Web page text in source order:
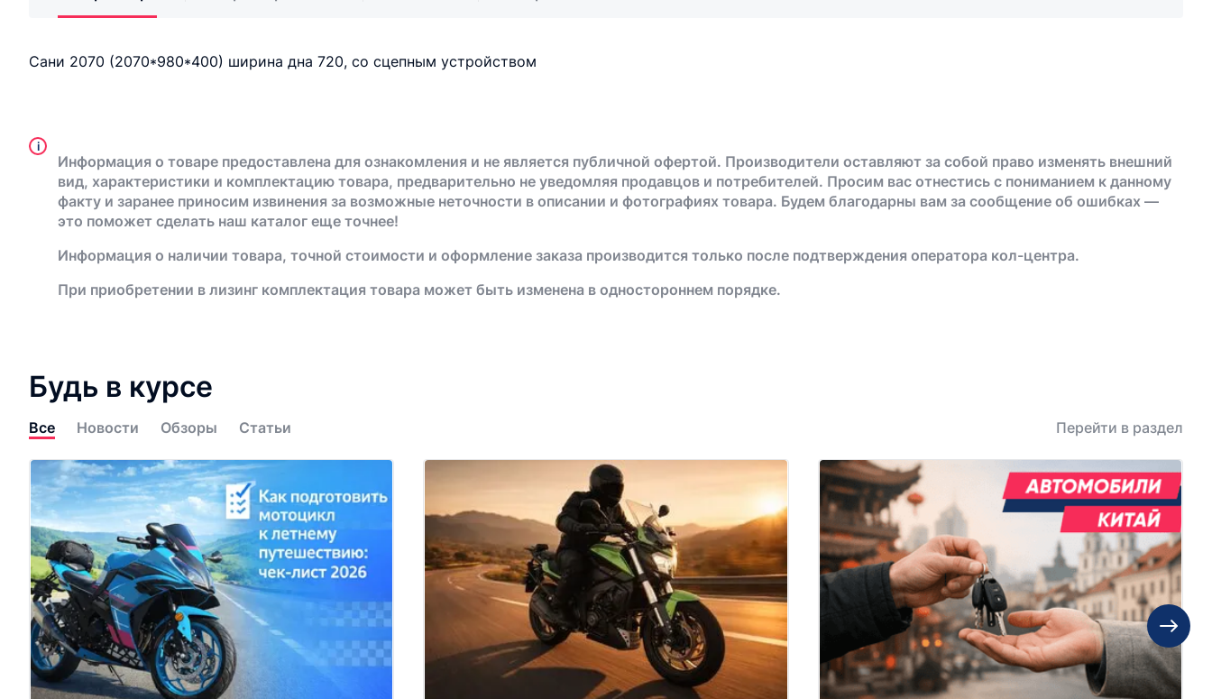
Сани 2070 (2070*980*400) ширина дна 720, со сцепным устройством
i
Информация о товаре предоставлена для ознакомления и не является публичной офертой. Производители оставляют за собой право изменять внешний
вид, характеристики и комплектацию товара, предварительно не уведомляя продавцов и потребителей. Просим вас отнестись с пониманием к данному
факту и заранее приносим извинения за возможные неточности в описании и фотографиях товара. Будем благодарны вам за сообщение об ошибках —
это поможет сделать наш каталог еще точнее!
Информация о наличии товара, точной стоимости и оформление заказа производится только после подтверждения оператора кол-центра.
При приобретении в лизинг комплектация товара может быть изменена в одностороннем порядке.
Будь в курсе
Все Новости Обзоры Статьи Перейти в раздел